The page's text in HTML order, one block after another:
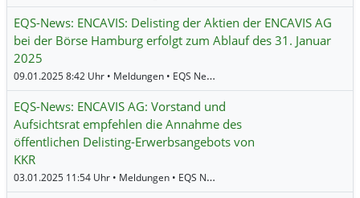
EQS-News: ENCAVIS: Delisting der Aktien der ENCAVIS AG
bei der Börse Hamburg erfolgt zum Ablauf des 31. Januar
2025
09.01.2025 8:42 Uhr • Meldungen • EQS News •
EQS-News: ENCAVIS AG: Vorstand und
Aufsichtsrat empfehlen die Annahme des
öffentlichen Delisting-Erwerbsangebots von
KKR
03.01.2025 11:54 Uhr • Meldungen • EQS News •